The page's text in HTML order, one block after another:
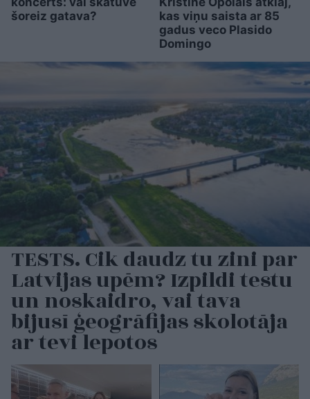
šoreiz gatava?
kas viņu saista ar 85
gadus veco Plasido
Domingo
TESTS. Cik daudz tu zini par
Latvijas upēm? Izpildi testu
un noskaidro, vai tava
bijusī ģeogrāfijas skolotāja
ar tevi lepotos